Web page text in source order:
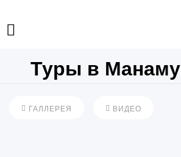
Туры в Манаму
ГАЛЛЕРЕЯ ВИДЕО